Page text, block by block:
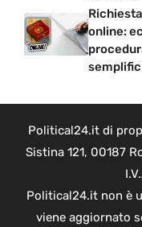
online:
Political24.it di
Sistina 121, 00187
Political24.it non è
viene aggiornato